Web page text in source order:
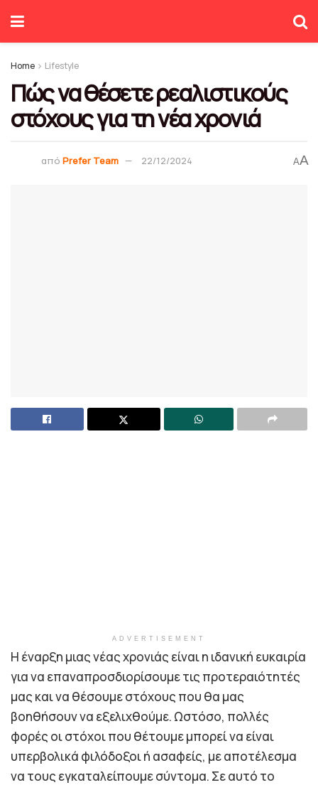
Home Lifestyle
Πώς να θέσετε ρεαλιστικούς
στόχους για τη νέα χρονιά
από Prefer Team 22/12/2024 AA
ADVERTISEMENT
Η έναρξη μιας νέας χρονιάς είναι η ιδανική ευκαιρία
για να επαναπροσδιορίσουμε τις προτεραιότητές
μας και να θέσουμε στόχους που θα μας
βοηθήσουν να εξελιχθούμε. Ωστόσο, πολλές
φορές οι στόχοι που θέτουμε μπορεί να είναι
υπερβολικά φιλόδοξοι ή ασαφείς, με αποτέλεσμα
να τους εγκαταλείπουμε σύντομα. Σε αυτό το